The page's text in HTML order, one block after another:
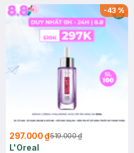
-43%
297.000 ₫519.000 ₫
L'Oreal